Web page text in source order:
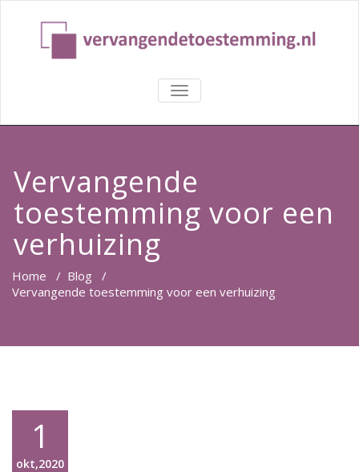
TOGGLE
Vervangende
toestemming voor een
verhuizing
Home / Blog /
Vervangende toestemming voor een verhuizing
1
okt,2020